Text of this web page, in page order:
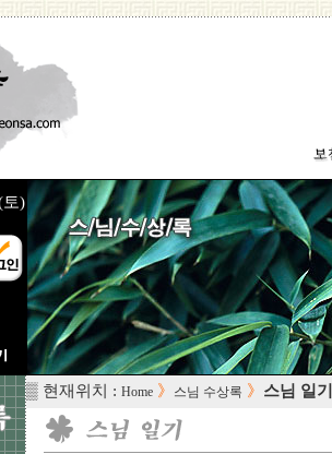
토)
▒ 현재위치 : Home 》 스님 수상록 》 스님 일기